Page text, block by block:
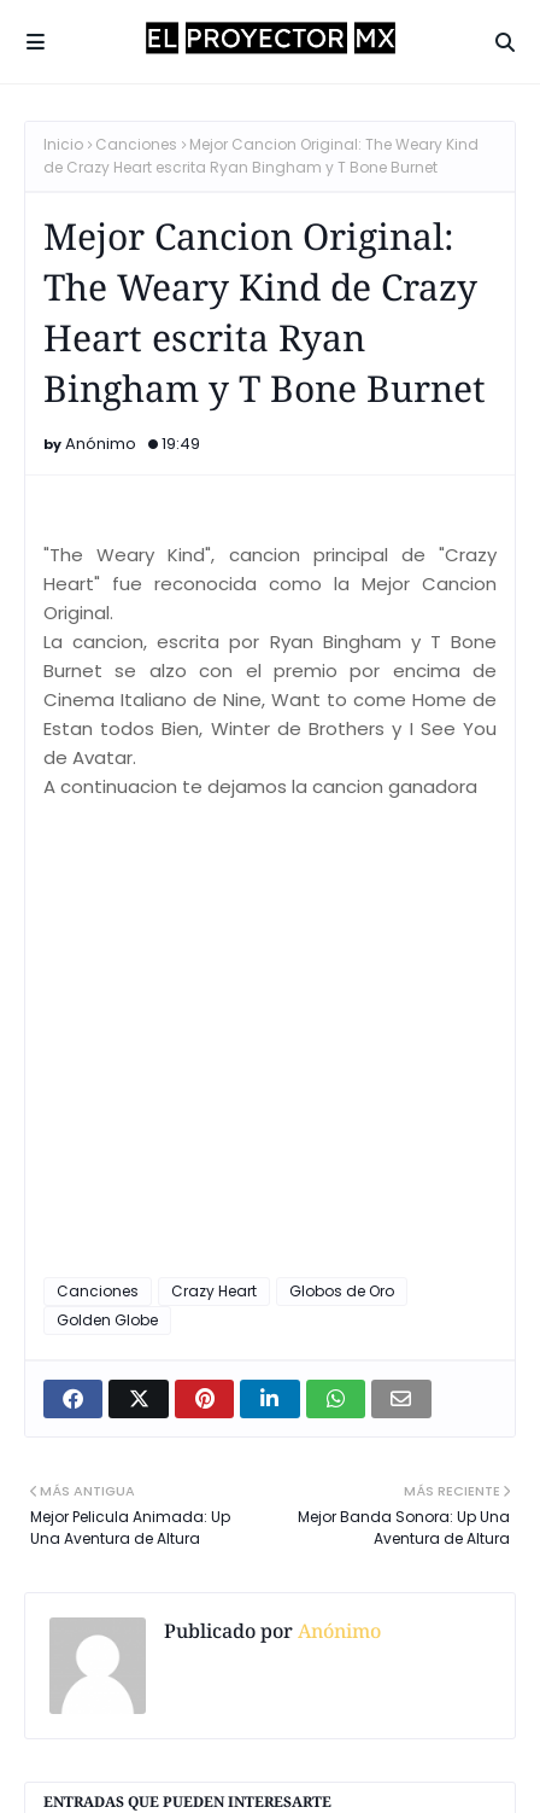
Inicio Canciones
Mejor Cancion Original: The Weary Kind
de Crazy Heart escrita Ryan Bingham y T Bone Burnet
Mejor Cancion Original:
The Weary Kind de Crazy
Heart escrita Ryan
Bingham y T Bone Burnet
Anónimo 19:49
"The Weary Kind", cancion principal de "Crazy
Heart" fue reconocida como la Mejor Cancion
Original.
La cancion, escrita por Ryan Bingham y T Bone
Burnet se alzo con el premio por encima de
Cinema Italiano de Nine, Want to come Home de
Estan todos Bien, Winter de Brothers y I See You
de Avatar.
A continuacion te dejamos la cancion ganadora
Canciones Crazy Heart
Globos de Oro
Golden Globe
MÁS RECIENTE
Mejor Banda Sonora: Up Una
Aventura de Altura
MÁS ANTIGUA
Mejor Pelicula Animada: Up
Una Aventura de Altura
Publicado porAnónimo
ENTRADAS QUE PUEDEN INTERESARTE